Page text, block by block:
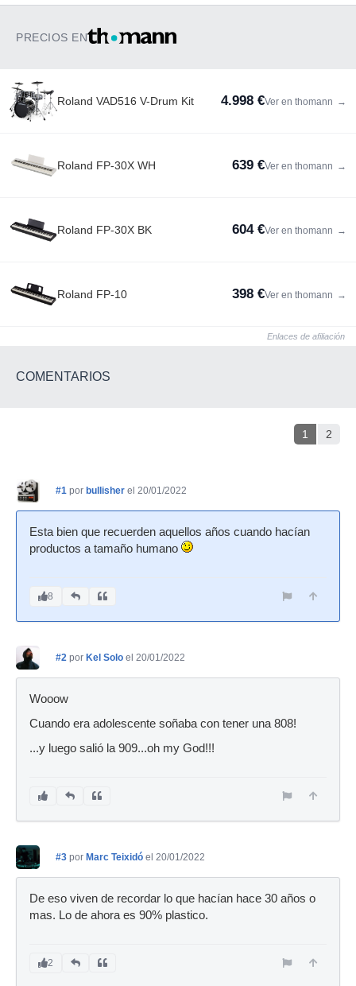
PRECIOS EN
Roland VAD516 V-Drum Kit 4.998 €Ver en thomann →
Roland FP-30X WH 639 €Ver en thomann →
Roland FP-30X BK 604 €Ver en thomann →
Roland FP-10 398 €Ver en thomann →
Enlaces de afiliación
COMENTARIOS
1 2
#1 por bullisher el 20/01/2022
Esta bien que recuerden aquellos años cuando hacían
productos a tamaño humano
8
#2 por Kel Solo el 20/01/2022
Wooow
Cuando era adolescente soñaba con tener una 808!
...y luego salió la 909...oh my God!!!
#3 por Marc Teixidó el 20/01/2022
De eso viven de recordar lo que hacían hace 30 años o
mas. Lo de ahora es 90% plastico.
2